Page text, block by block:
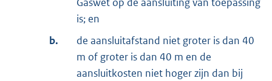
is; en
b.
de aansluitafstand niet groter is dan 40
m of groter is dan 40 m en de
aansluitkosten niet hoger zijn dan bij